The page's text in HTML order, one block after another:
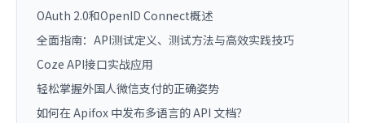
OAuth 2.0和OpenID Connect概述
全面指南：API测试定义、测试方法与高效实践技巧
Coze API接口实战应用
轻松掌握外国人微信支付的正确姿势
如何在 Apifox 中发布多语言的 API 文档？